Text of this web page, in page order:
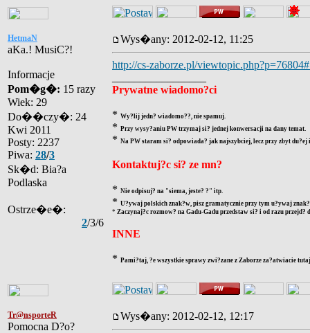
HetmaN
aKa.! MusiC?!
Informacje
Pom�g�: 15 razy
Wiek: 29
Do��czy�: 24
Kwi 2011
Posty: 2237
Piwa: 28/3
Sk�d: Bia?a
Podlaska
Ostrze�e�:
2/3/6
Wys�any: 2012-02-12, 11:25
http://cs-zaborze.pl/
Prywatne wiadomo?ci
* Wy?lij jedn? wiadomo??, nie spamuj.
* Przy wysy?aniu PW trzymaj si? jednej konwersacji na dany temat.
* Na PW staram si? odpowiada? jak najszybciej, lecz przy zbyt
Kontaktuj?c si? ze mn?
* Nie odpisuj? na "siema, jeste? ?" itp.
* U?ywaj polskich znak?w, pisz gramatycznie przy tym u?ywaj
* Zaczynaj?c rozmow? na Gadu-Gadu przedstaw si? i od razu przejd?
INNE
* Pami?taj, ?e wszystkie sprawy zwi?zane z Zaborze za?atwiacie
Tr@nsporteR
Pomocna D?o?
Wys�any: 2012-02-12, 12:17